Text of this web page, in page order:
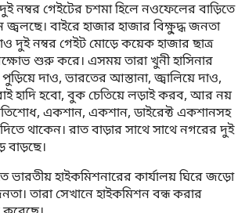
নম্বর গেইটের চশমা হিলে নওফেলের বাড়িতে
বাইরে হাজার হাজার বিক্ষু্দ্ধ জনতা
দুই নম্বর গেইট মোড়ে কয়েক হাজার ছাত্র
শুরু করে। এসময় তারা খুনী হাসিনার
দাও, ভারতের আস্তানা, জ্বালিয়ে দাও,
হাদি হবো, বুক চেতিয়ে লড়াই করব, আর নয়
একশান, একশান, ডাইরেক্ট একশানসহ
থাকেন। রাত বাড়ার সাথে সাথে নগরের দুই
বাড়ছে।
হাইকমিশনারের কার্যালয় ঘিরে জড়ো
তারা সেখানে হাইকমিশন বন্ধ করার